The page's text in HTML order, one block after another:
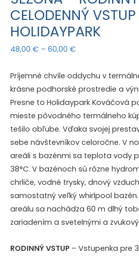
CELODENNÝ VSTUP
HOLIDAYPARK
48,00 € – 60,00 €Price
48,00 €
through
60,00 €
Príjemné chvíle oddychu v
krásne podhorské prostredie a
Presne to Holidaypark Kováčová
mieste pôvodného termálneho
tešilo obľube. Vďaka svojej
sebe návštevníkov celoročne. V
areáli s bazénmi sa teplota vody
38°C. V bazénoch sú rôzne
chrliče, vodné trysky, dnový
samostatný veľký whirlpool
areálu sa nachádza 60 m dlhý
zariadením a svetelnými a
RODINNÝ VSTUP – Vstupenka pre